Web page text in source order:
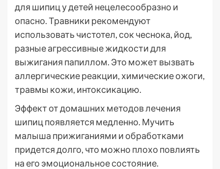
для шипиц у детей нецелесообразно и
опасно. Травники рекомендуют
использовать чистотел, сок чеснока, йод,
разные агрессивные жидкости для
выжигания папиллом. Это может вызвать
аллергические реакции, химические ожоги,
травмы кожи, интоксикацию.
Эффект от домашних методов лечения
шипиц появляется медленно. Мучить
малыша прижиганиями и обработками
придется долго, что можно плохо повлиять
на его эмоциональное состояние.